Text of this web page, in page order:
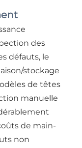
des
défauts, le
stockage
de têtes
manuelle
de main-
non